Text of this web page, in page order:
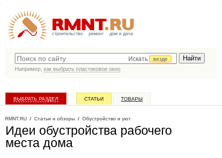
строительство ремонт дом и дача
Искать
везде
Например, как выбрать пластиковое окно
ВЫБРАТЬ РАЗДЕЛ СТАТЬИ ТОВАРЫ
RMNT.RU / Статьи и обзоры / Обустройство и уют
Идеи обустройства рабочего
места дома